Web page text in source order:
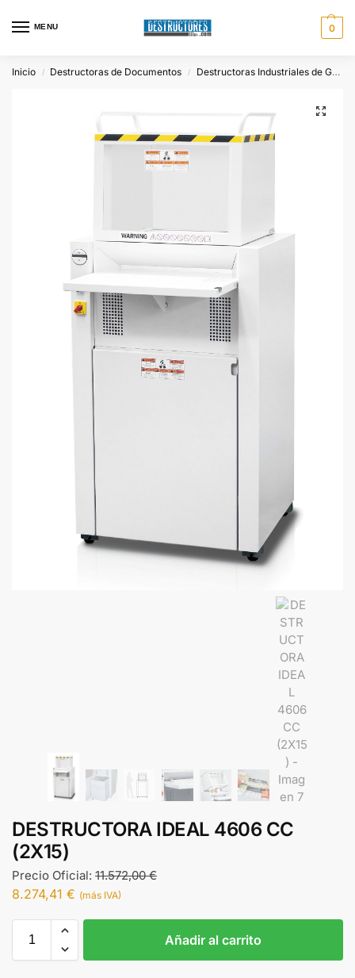
MENU 0
Inicio / Destructoras de Documentos / Destructoras Industriales de Gran Capacidad
DESTRUCTORA IDEAL 4606 CC
(2X15)
Precio Oficial: 11.572,00€
8.274,41 € (más IVA)
Añadir al carrito